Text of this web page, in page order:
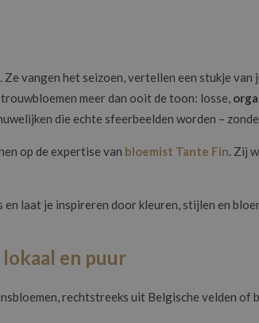
vangen het seizoen, vertellen een stukje van
meer dan ooit de toon: losse,
die echte sfeerbeelden worden –
op de expertise van bloemist Tante Fin. Zij
laat je inspireren door kleuren, stijlen en
en puur
rechtstreeks uit Belgische velden of